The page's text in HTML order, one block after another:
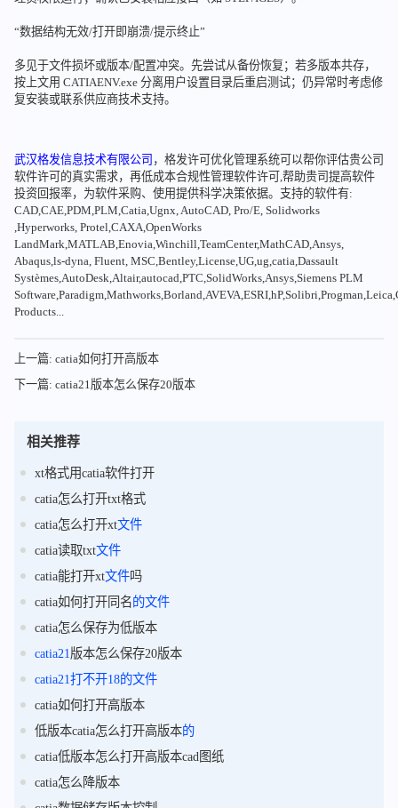
“数据结构无效/打开即崩溃/提示终止”
多见于文件损坏或版本/配置冲突。先尝试从备份恢复；若多版本共存，
按上文用 CATIAENV.exe 分离用户设置目录后重启测试；仍异常时考虑修
复安装或联系供应商技术支持。
武汉格发信息技术有限公司 ，格发许可优化管理系统可以帮你评估贵公司
软件许可的真实需求，再低成本合规性管理软件许可,帮助贵司提高软件
投资回报率，为软件采购、使用提供科学决策依据。支持的软件有:
CAD,CAE,PDM,PLM,Catia,Ugnx, AutoCAD, Pro/E, Solidworks
,Hyperworks, Protel,CAXA,OpenWorks
LandMark,MATLAB,Enovia,Winchill,TeamCenter,MathCAD,Ansys,
Abaqus,ls-dyna, Fluent, MSC,Bentley,License,UG,ug,catia,Dassault
Systèmes,AutoDesk,Altair,autocad,PTC,SolidWorks,Ansys,Siemens PLM
Products...
上一篇: catia如何打开高版本
下一篇: catia21版本怎么保存20版本
相关推荐
xt格式用catia软件打开
catia怎么打开txt格式
catia怎么打开xt文件
catia读取txt文件
catia能打开xt文件吗
catia如何打开同名的文件
catia怎么保存为低版本
catia21版本怎么保存20版本
catia21打不开18的文件
catia如何打开高版本
低版本catia怎么打开高版本的
catia低版本怎么打开高版本cad图纸
catia怎么降版本